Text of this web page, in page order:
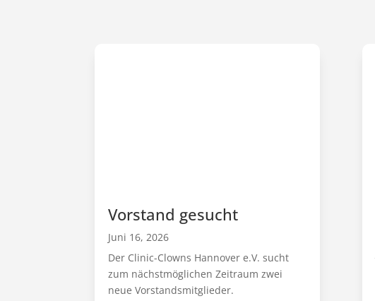
Vorstand gesucht
Juni 16, 2026
Der Clinic-Clowns Hannover e.V. sucht
zum nächstmöglichen Zeitraum zwei
neue Vorstandsmitglieder.